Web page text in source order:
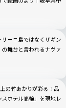
リーニ島ではなくザギン
舞台と言われるナヴァ
の竹あかりが彩る！品
ホテル高輪」を現地レ